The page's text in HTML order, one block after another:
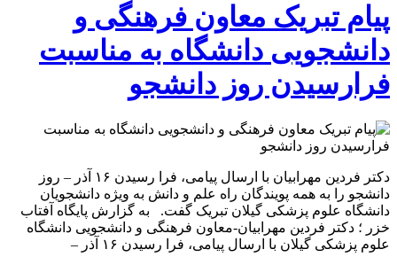
پیام تبریک معاون فرهنگی و
دانشجویی دانشگاه به مناسبت
فرارسیدن روز دانشجو
دکتر فردین مهرابیان با ارسال پیامی، فرا رسیدن ۱۶ آذر – روز
دانشجو را به همه‌ پویندگان راه علم و دانش به ویژه دانشجویان
دانشگاه علوم پزشکی گیلان تبریک گفت. به گزارش پایگاه آفتاب
خزر ؛ دکتر فردین مهرابیان-معاون فرهنگی و دانشجویی دانشگاه
علوم پزشکی گیلان با ارسال پیامی، فرا رسیدن ۱۶ آذر –